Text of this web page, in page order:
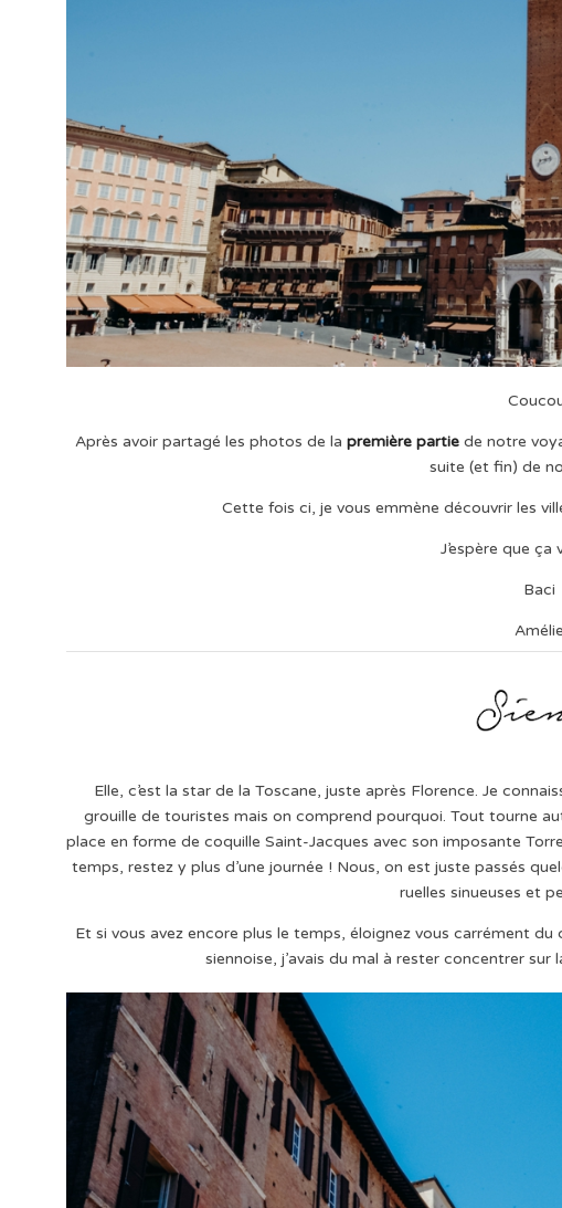
Après avoir partagé les photos de lapremière partie de notre
suite (et fin) de
Cette fois ci, je vous emmène découvrir les
J’espère que ça
Baci
Amélie
Elle, c’est la star de la Toscane, juste après Florence. Je
grouille de touristes mais on comprend pourquoi. Tout tourne
place en forme de coquille Saint-Jacques avec son imposante
temps, restez y plus d’une journée ! Nous, on est juste passés
ruelles sinueuses et
Et si vous avez encore plus le temps, éloignez vous carrément
siennoise, j’avais du mal à rester concentrer